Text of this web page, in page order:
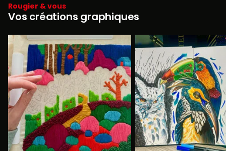
Rougier & vous
Vos créations graphiques